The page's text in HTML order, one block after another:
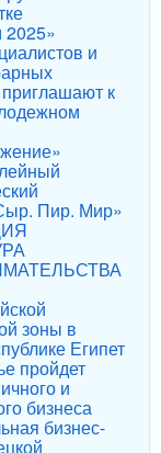
и
к
Пир. Мир»
зоны в
Египет
пройдет
и
бизнеса
бизнес-